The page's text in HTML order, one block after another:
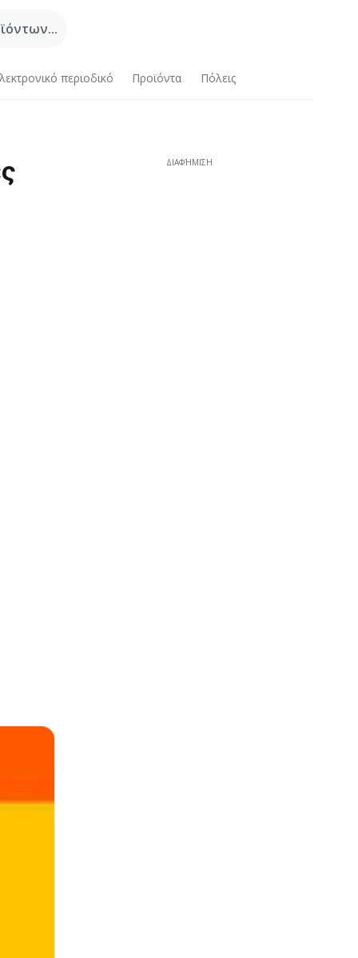
περιοδικό Προϊόντα Πόλεις
ΔΙΑΦΉΜΙΣΗ